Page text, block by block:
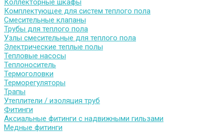
Коллекторные шкафы
Комплектующее для систем теплого пола
Смесительные клапаны
Трубы для теплого пола
Узлы смесительные для теплого пола
Электрические теплые полы
Тепловые насосы
Теплоноситель
Термоголовки
Терморегуляторы
Трапы
Утеплители / изоляция труб
Фитинги
Аксиальные фитинги с надвижными гильзами
Медные фитинги